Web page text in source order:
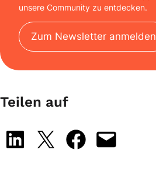
unsere Community zu entdecken.
Zum Newsletter anmelden
Teilen auf
Share on LinkedIn
Share on X Share on Facebook
Email this Page